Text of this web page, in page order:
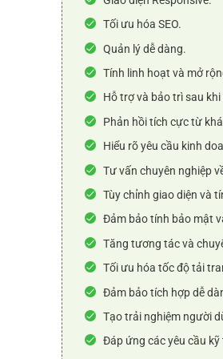
Tối ưu hóa SEO.
Quản lý dễ dàng.
Tính linh hoạt và mở
Hỗ trợ và bảo trì sau
Phản hồi tích cực từ
Hiểu rõ yêu cầu kinh
Tư vấn chuyên nghiệp
Tùy chỉnh giao diện và
Đảm bảo tính bảo mật
Tăng tương tác và
Tối ưu hóa tốc độ tải
Đảm bảo tích hợp dễ
Tạo trải nghiệm người
Đáp ứng các yêu cầu